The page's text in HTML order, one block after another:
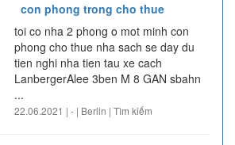
con phong trong cho thue
toi co nha 2 phong o mot minh con
phong cho thue nha sach se day du
tien nghi nha tien tau xe cach
LanbergerAlee 3ben M 8 GAN sbahn
...
22.06.2021 | - | Berlin | Tìm kiếm